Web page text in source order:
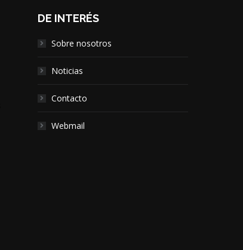
DE INTERÉS
Sobre nosotros
Noticias
Contacto
Webmail